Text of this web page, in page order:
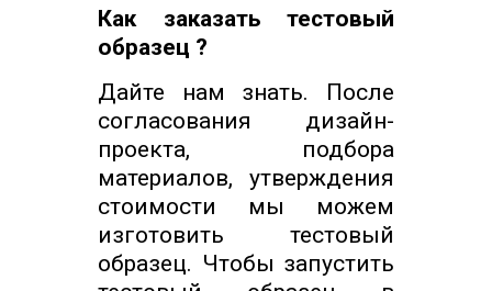
Как заказать тестовый
образец ?
Дайте нам знать. После
согласования дизайн-
проекта, подбора
материалов, утверждения
стоимости мы можем
изготовить тестовый
образец. Чтобы запустить